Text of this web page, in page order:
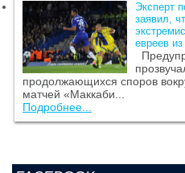
Эксперт
заявил,
евреев
продолжающихся споров
матчей «Маккаби...
Подробнее...